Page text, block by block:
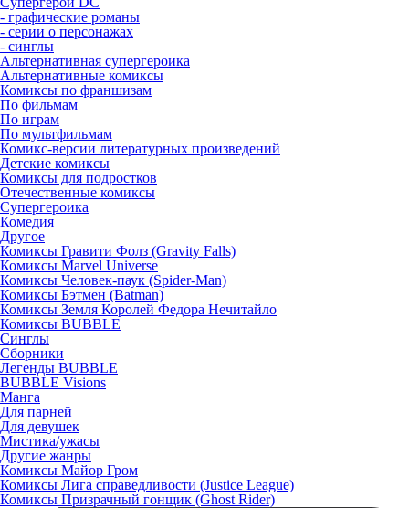
- графические романы
- серии о персонажах
- синглы
Альтернативная супергероика
Альтернативные комиксы
Комиксы по франшизам
По фильмам
По играм
По мультфильмам
Комикс-версии литературных произведений
Детские комиксы
Комиксы для подростков
Отечественные комиксы
Супергероика
Комедия
Другое
Комиксы Гравити Фолз (Gravity Falls)
Комиксы Marvel Universe
Комиксы Человек-паук (Spider-Man)
Комиксы Бэтмен (Batman)
Комиксы Земля Королей Федора Нечитайло
Комиксы BUBBLE
Синглы
Сборники
Легенды BUBBLE
BUBBLE Visions
Манга
Для парней
Для девушек
Мистика/ужасы
Другие жанры
Комиксы Майор Гром
Комиксы Лига справедливости (Justice League)
Комиксы Призрачный гонщик (Ghost Rider)